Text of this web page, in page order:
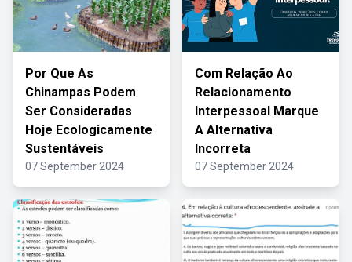
Por Que As
Chinampas Podem
Ser Consideradas
Hoje Ecologicamente
Sustentáveis
07 September 2024
Com Relação Ao
Relacionamento
Interpessoal Marque
A Alternativa
Incorreta
07 September 2024